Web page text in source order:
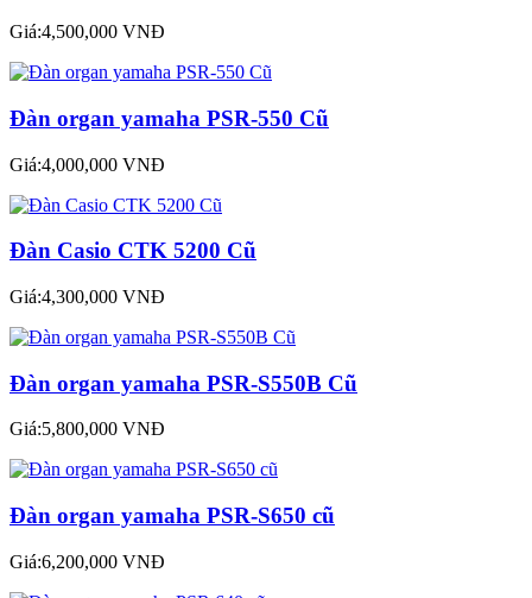
Giá:4,500,000 VNĐ
Đàn organ yamaha PSR-550 Cũ
Giá:4,000,000 VNĐ
Đàn Casio CTK 5200 Cũ
Giá:4,300,000 VNĐ
Đàn organ yamaha PSR-S550B Cũ
Giá:5,800,000 VNĐ
Đàn organ yamaha PSR-S650 cũ
Giá:6,200,000 VNĐ